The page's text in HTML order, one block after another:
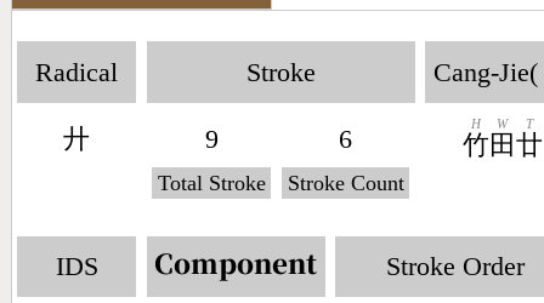
Radical
廾
Stroke
9
Total Stroke
6
Stroke Count
Cang-Jie(
竹
H
田
W
廿
T
IDS Component Stroke Order